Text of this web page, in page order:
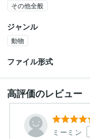
その他全般
ジャンル
動物
ファイル形式
高評価のレビュー
ミーミン